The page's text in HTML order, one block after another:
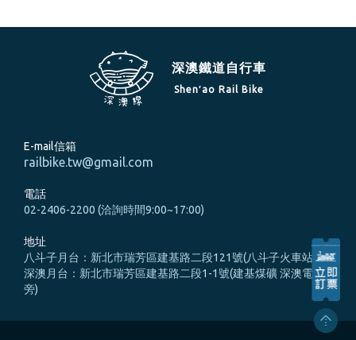
深澳鐵道自行車
Shen′ao Rail Bike
E-mail信箱
railbike.tw@gmail.com
電話
02-2406-2200 (洽詢時間9:00~17:00)
地址
八斗子月台：新北市瑞芳區建基路二段121號(八斗子火車站旁)
深澳月台：新北市瑞芳區建基路二段1-1號(建基煤礦 深澳電廠
旁)